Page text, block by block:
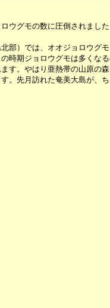
ウグモの数に圧倒されまし
部）では、オオジョロウグ
時期ジョロウグモは多くな
す。やはり亜熱帯の山原の
。先月訪れた奄美大島が、